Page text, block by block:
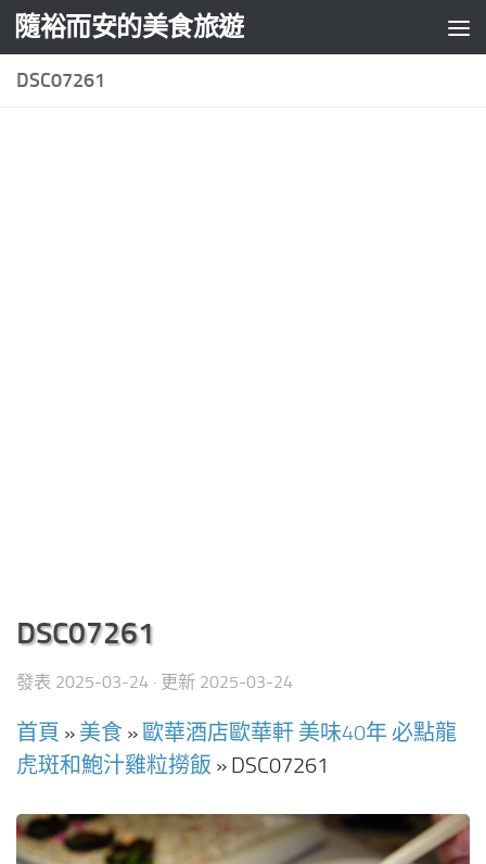
Skip to content
隨裕而安的美食旅遊
DSC07261
DSC07261
發表 2025-03-24 · 更新 2025-03-24
首頁 » 美食 »歐華酒店歐華軒 美味40年 必點龍
虎斑和鮑汁雞粒撈飯 » DSC07261